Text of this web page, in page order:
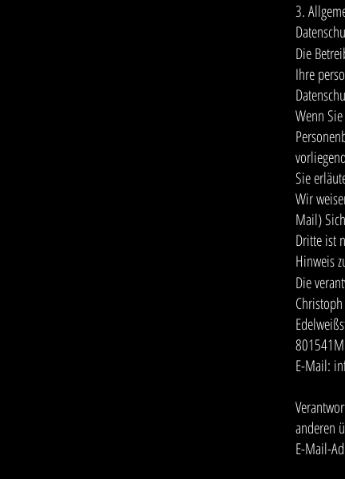
3.
Die
Ihre
Wenn
Sie
Wir
Mail)
Dritte ist
Hinweis
Die
E-Mail:
anderen
E-Mail-